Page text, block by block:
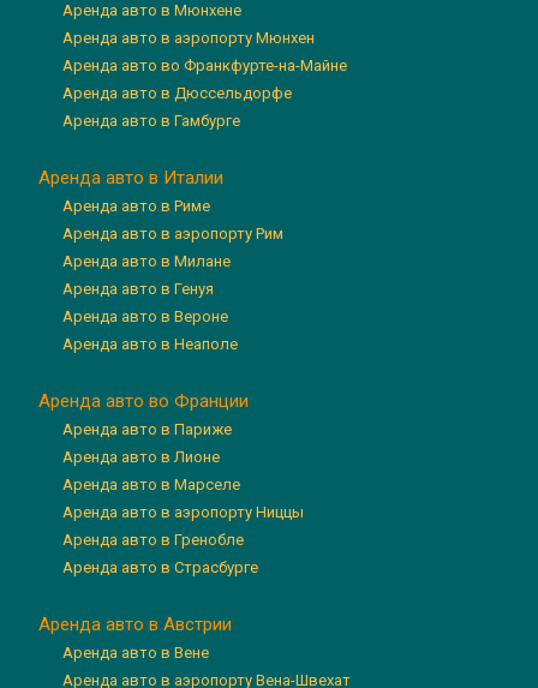
Аренда авто в Мюнхене
Аренда авто в аэропорту Мюнхен
Аренда авто во Франкфурте-на-Майне
Аренда авто в Дюссельдорфе
Аренда авто в Гамбурге
Аренда авто в Италии
Аренда авто в Риме
Аренда авто в аэропорту Рим
Аренда авто в Милане
Аренда авто в Генуя
Аренда авто в Вероне
Аренда авто в Неаполе
Аренда авто во Франции
Аренда авто в Париже
Аренда авто в Лионе
Аренда авто в Марселе
Аренда авто в аэропорту Ниццы
Аренда авто в Гренобле
Аренда авто в Страсбурге
Аренда авто в Австрии
Аренда авто в Вене
Аренда авто в аэропорту Вена-Швехат